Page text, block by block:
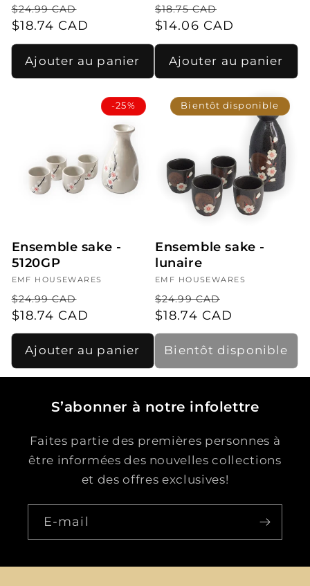
Prix
habituel
$24.99 CAD
promotionnel
$18.74 CAD
Ajouter au panier
Prix
habituel
$18.75 CAD
$14.06 CAD
Ajouter au panier
-25%
Ensemble sake -
5120GP
Fournisseur :
EMF HOUSEWARES
Prix
habituel
$24.99 CAD
promotionnel
$18.74 CAD
Ajouter au panier
Bientôt disponible
Ensemble sake -
lunaire
Fournisseur :
EMF HOUSEWARES
Prix
habituel
$24.99 CAD
$18.74 CAD
Bientôt disponible
S’abonner à notre infolettre
Faites partie des premières personnes à
être informées des nouvelles collections
et des offres exclusives!
E-mail